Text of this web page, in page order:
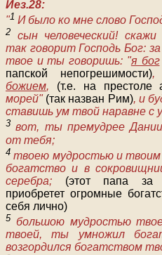
Иез.28:
"1 И было ко мне слово
2 сын человеческий!
так говорит Господь Бог:
твое и ты говоришь: "я бог
папской непогрешимости),
божием, (т.е. на престоле
морей" (так назван Рим), и
ставишь ум твой наравне с
3 вот, ты премудрее
от тебя;
4 твоею мудростью и твоим
богатство и в
серебра; (этот папа за
приобретет огромные
себя лично)
5 большою мудростью
твоей, ты умножил
возгордился богатством